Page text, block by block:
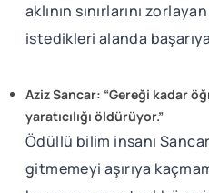
aklının sınırlarını
istedikleri alanda
Aziz Sancar: “Gereği kadar
yaratıcılığı öldürüyor.”
Ödüllü bilim insanı
gitmemeyi aşırıya